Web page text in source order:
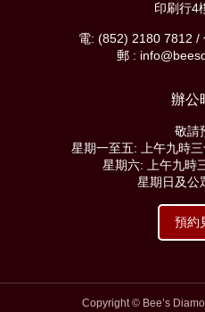
印刷行4
電: (852) 2180 7812 /
郵 :
辦公
敬請
星期一至五: 上午九時
星期六: 上午九時
星期日及公
預約
Copyright © Bee’s